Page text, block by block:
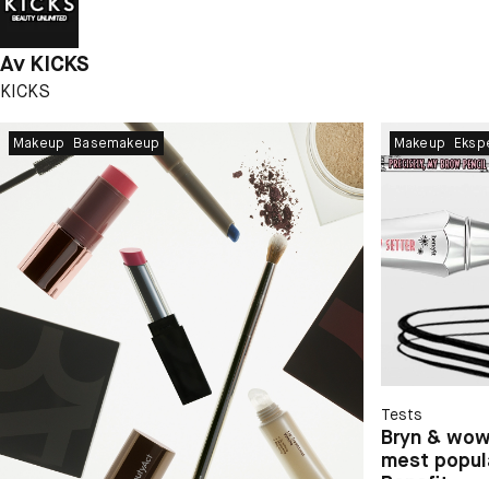
Av KICKS
KICKS
Makeup Basemakeup Makeup
Tests
Bryn &
mest